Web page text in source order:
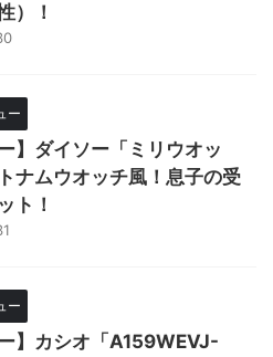
）！
ー
】ダイソー「ミリウオッ
ナムウオッチ風！息子の受
ト！
ー
ー】カシオ「A159WEVJ-